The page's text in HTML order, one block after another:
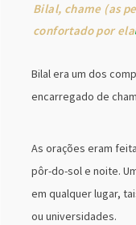
Bilal, chame (as
confortado por ela
Bilal era um dos
encarregado de
As orações eram
pôr-do-sol e noite.
em qualquer lugar,
ou universidades.